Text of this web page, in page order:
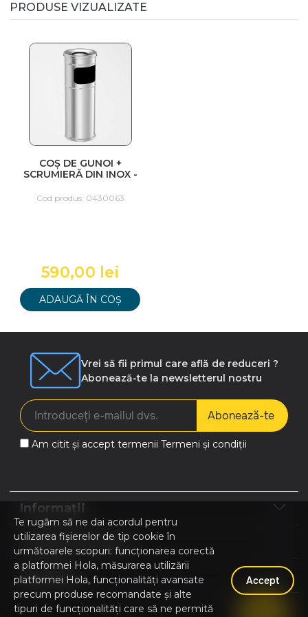
PRODUSE VIZUALIZATE
COȘ DE GUNOI +
SCRUMIERĂ DIN INOX -
Cod produs: 0430063
590,00 lei
ADAUGĂ ÎN COȘ
Vrei să fii primul care află de reduceri ?
Abonează-te la newsletterul nostru
Abonează-te
Am citit și accept termenii Termeni și condiții
Informații
Program de lucru
Contacte
Te rugăm să ne dai acordul pentru
utilizarea fișierelor de tip cookie în
următoarele scopuri: funcționarea corectă
a platformei Hola, măsurarea utilizării
platformei Hola, funcționalități avansate
precum produse recomandate și alte
tipuri de funcționalități care să ne permită
Accept